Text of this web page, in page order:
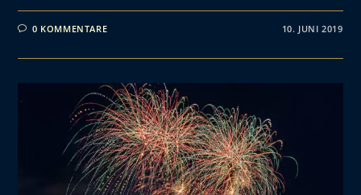
0 KOMMENTARE 10. JUNI 2019